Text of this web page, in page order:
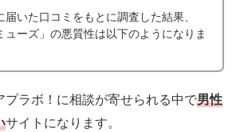
届いた口コミをもとに調査した結果、
ューズ」の悪質性は以下のようになりま
プラボ！に相談が寄せられる中で男性
サイトになります。